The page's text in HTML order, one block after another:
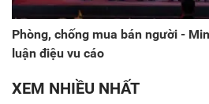
Phòng, chống mua bán người -
luận điệu vu cáo
XEM NHIỀU NHẤT